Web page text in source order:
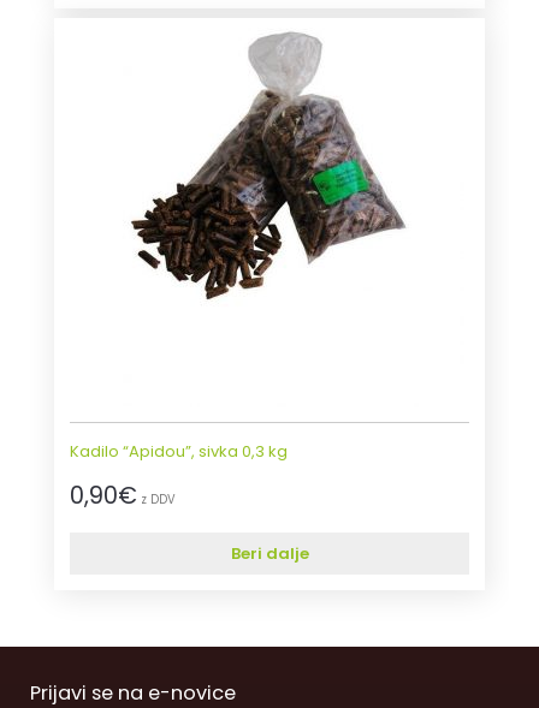
Kadilo “Apidou”, sivka 0,3 kg
0,90€ z DDV
Beri dalje
Prijavi se na e-novice